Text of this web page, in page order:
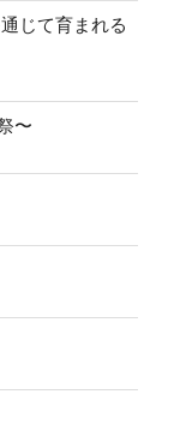
じて育まれる
〜